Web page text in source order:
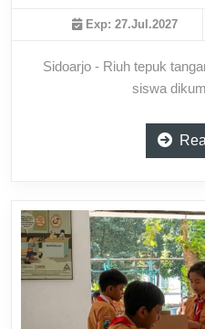
Exp: 27.Jul.2027
Sidoarjo - Riuh tepuk
siswa